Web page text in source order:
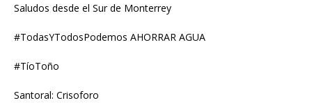
Saludos desde el Sur de Monterrey
#TodasYTodosPodemos AHORRAR AGUA
#TíoToño
Santoral: Crisoforo